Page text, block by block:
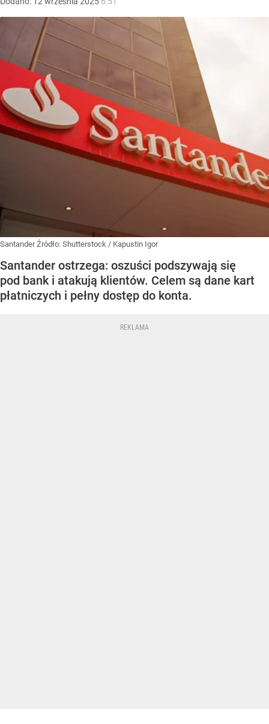
SantanderŹródło: Shutterstock / Kapustin Igor
Santander ostrzega: oszuści podszywają się
pod bank i atakują klientów. Celem są dane kart
płatniczych i pełny dostęp do konta.